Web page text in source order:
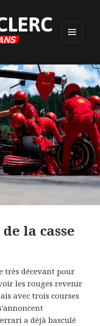
WIDGETS
la casse
très décevant pour
les rouges revenir
avec trois courses
a déjà basculé